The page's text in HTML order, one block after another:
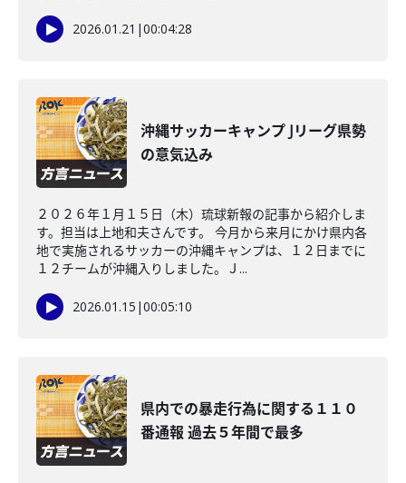
2026.01.21 |00:04:28
沖縄サッカーキャンプ Jリーグ県勢
の意気込み
２０２６年１月１５日（木）琉球新報の記事から紹介しま
す。担当は上地和夫さんです。 今月から来月にかけ県内各
地で実施されるサッカーの沖縄キャンプは、１２日までに
１２チームが沖縄入りしました。Ｊ...
2026.01.15 |00:05:10
県内での暴走行為に関する１１０
番通報 過去５年間で最多